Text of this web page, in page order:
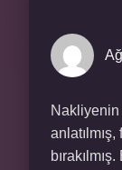
Nakliyenin